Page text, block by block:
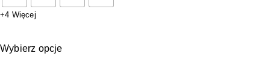
+4 Więcej
Wybierz opcje